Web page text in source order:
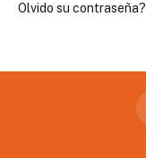
Olvido su contraseña?